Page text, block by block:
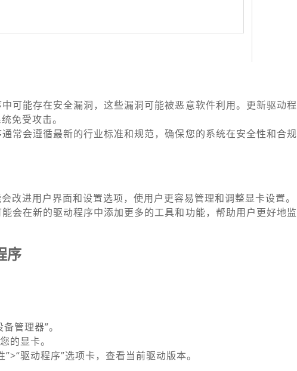
可能存在安全漏洞，这些漏洞可能被恶意软件利用。更新驱动程
免受攻击。
常会遵循最新的行业标准和规范，确保您的系统在安全性和合规
改进用户界面和设置选项，使用户更容易管理和调整显卡设置。
会在新的驱动程序中添加更多的工具和功能，帮助用户更好地监
序
管理器”。
的显卡。
驱动程序”选项卡，查看当前驱动版本。